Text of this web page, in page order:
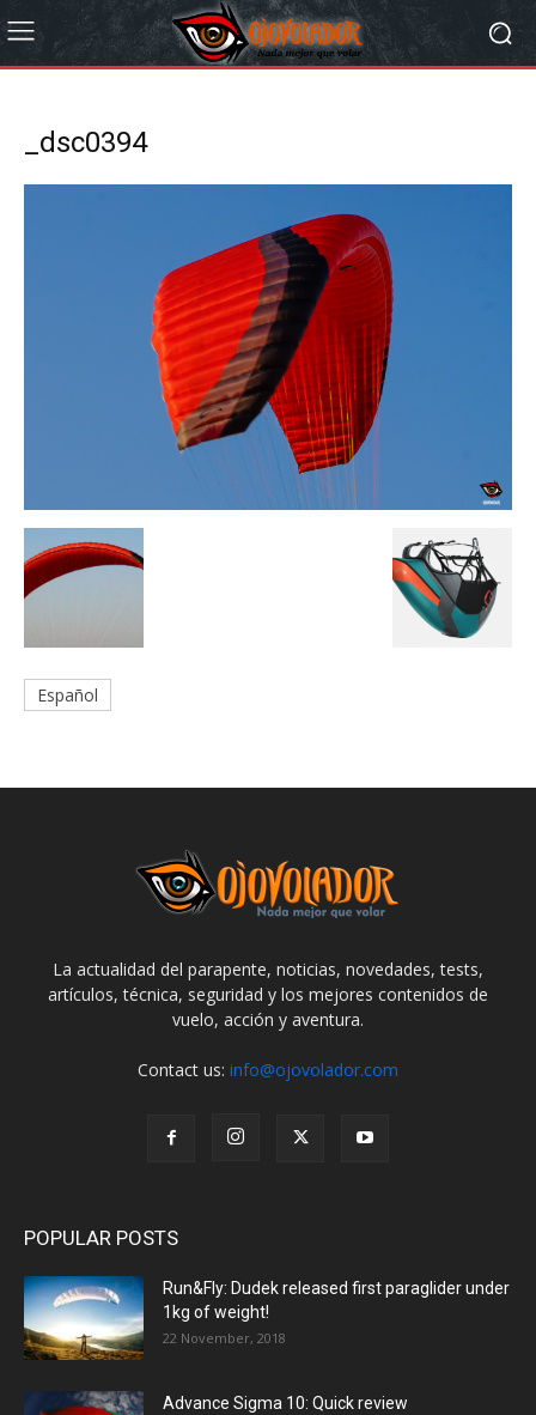
_dsc0394
Español
La actualidad del parapente, noticias, novedades, tests,
artículos, técnica, seguridad y los mejores contenidos de
vuelo, acción y aventura.
Contact us: info@ojovolador.com
POPULAR POSTS
Run&Fly: Dudek released first paraglider under
1kg of weight!
22 November, 2018
Advance Sigma 10: Quick review